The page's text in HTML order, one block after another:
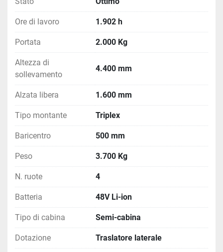
Ore di lavoro 1.902 h
Portata 2.000 Kg
Altezza di
sollevamento
4.400 mm
Alzata libera 1.600 mm
Tipo montante Triplex
Baricentro 500 mm
Peso 3.700 Kg
N. ruote 4
Batteria 48V Li-ion
Tipo di cabina Semi-cabina
Dotazione Traslatore laterale